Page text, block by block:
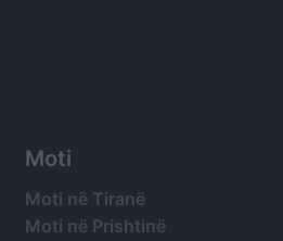
Moti
Moti në Tiranë
Moti në Prishtinë